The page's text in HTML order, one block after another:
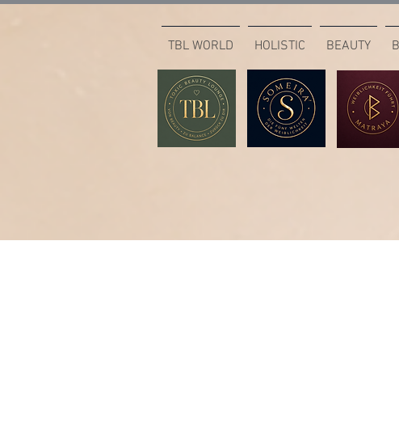
TBL WORLD HOLISTIC BEAUTY